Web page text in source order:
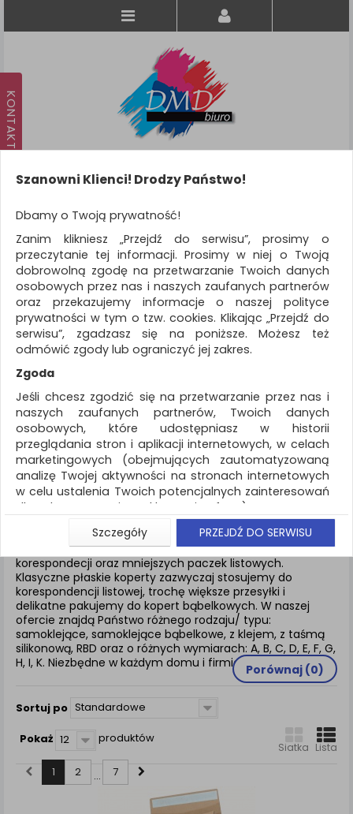
KATEGORIE
WSZYSTKIE KATEGORIE
FILTRY
Więcej
REKLAMA
AKTUALNOŚCI
Koperty i akcesoria do wysyłek Koperty
ZNALEZIONYCH PRODUKTÓW: 82
KOPERTY
Koperty to niezbedne opakowanie do przesyłania
korespondecji oraz mniejszych paczek listowych.
Klasyczne płaskie koperty zazwyczaj stosujemy do
korespondencji listowej, trochę większe przesyłki i
delikatne pakujemy do kopert bąbelkowych. W naszej
ofercie znajdą Państwo różnego rodzaju/ typu:
samoklejące, samoklejące bąbelkowe, z klejem, z taśmą
silikonową, RBD oraz o różnych wymiarach: A, B, C, D, E, F, G,
H, I, K. Niezbędne w każdym domu i firmie. Porównaj (0)
Sortuj po Standardowe
Pokaż 12 produktów
Siatka Lista
1 2 ... 7
Szanowni Klienci! Drodzy Państwo!
Dbamy o Twoją prywatność!
Zanim klikniesz „Przejdź do serwisu”, prosimy o
przeczytanie tej informacji. Prosimy w niej o Twoją
dobrowolną zgodę na przetwarzanie Twoich danych
osobowych przez nas i naszych zaufanych partnerów
oraz przekazujemy informacje o naszej polityce
prywatności w tym o tzw. cookies. Klikając „Przejdź do
serwisu”, zgadzasz się na poniższe. Możesz też
odmówić zgody lub ograniczyć jej zakres.
Zgoda
Jeśli chcesz zgodzić się na przetwarzanie przez nas i
naszych zaufanych partnerów, Twoich danych
osobowych, które udostępniasz w historii
przeglądania stron i aplikacji internetowych, w celach
marketingowych (obejmujących zautomatyzowaną
analizę Twojej aktywności na stronach internetowych
w celu ustalenia Twoich potencjalnych zainteresowań
dla dostosowania reklamy i oferty), w tym na
umieszczanie tzw. cookies na Twoich urządzeniach i
ich odczytywanie, kliknij przycisk „Przejdź do serwisu”.
Jeśli nie chcesz wyrazić zgody lub ograniczyć jej
zakres, kliknij „Szczegóły”, gdzie znajdziesz wszelkie
informacje o tym jak to zrobić . Te same informacje
znajdziesz także na podstronie z naszą polityką
prywatności obowiązującą od 25 maja 2018.
W przypadku użytkowników zalogowanych, aby
umożliwić prawidłową realizację Umowy z Państwem i
związane z tym prawidłowe działanie naszej strony
zamówienia na Państwa email lub wyświetlenie
Państwu prawidłowych informacji o promocjach czy
cenach indywidualnych, ważna jest Państwa
wcześniejsza zgoda której udzieliliście podczas
zakładania konta.
Każda Państwa zgoda jest dobrowolna i można ją w
Szczegóły PRZEJDŹ DO SERWISU